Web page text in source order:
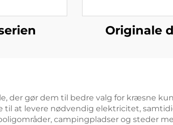
Originale
der gør dem til bedre valg for kræsne
at levere nødvendig elektricitet,
campingpladser og steder